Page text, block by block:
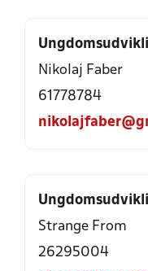
Nikolaj Faber
61778784
Strange From
26295004